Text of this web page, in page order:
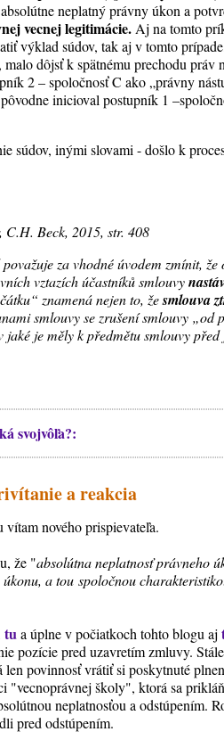
neplatný právny úkon a
vecnej legitimácie.Aj na tomto
výklad súdov, tak aj v tomto
dôjsť k spätnému prechodu práv
2 – spoločnosť C ako „právny
inicioval postupník 1
súdov, inými slovami - došlo k
C.H. Beck, 2015, str. 408
za vhodné úvodem zmínit,
vztazích účastníků smlouvy
znamená nejen to, žesmlouva
smlouvy se zrušení smlouvy „od
je měly k předmětu smlouvy
svojvôľa?:
a reakcia
nového prispievateľa.
že "absolútna neplatnosť právneho
a tou spoločnou
tua úplne v počiatkoch tohto blogu aj
pozície pred uzavretím zmluvy.
povinnosť vrátiť si poskytnuté
"vecnoprávnej školy", ktorá sa
neplatnosťou a odstúpením.
pred odstúpením.